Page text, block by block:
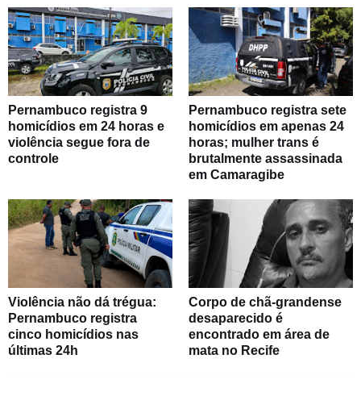
Pernambuco registra 9
homicídios em 24 horas e
violência segue fora de
controle
Pernambuco registra sete
homicídios em apenas 24
horas; mulher trans é
brutalmente assassinada
em Camaragibe
Violência não dá trégua:
Pernambuco registra
cinco homicídios nas
últimas 24h
Corpo de chã-grandense
desaparecido é
encontrado em área de
mata no Recife